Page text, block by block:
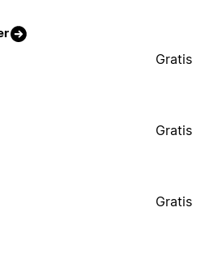
Gratis
Gratis
Gratis